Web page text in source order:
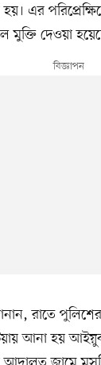
এর
মুক্তি দেওয়া
রাতে পুলিশের
আনা হয়